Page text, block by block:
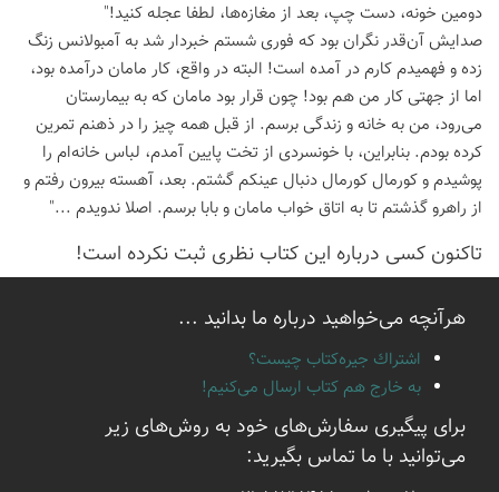
دومین خونه، دست چپ، بعد از مغازه‌ها، لطفا عجله کنید!"
صدایش آن‌قدر نگران بود که فوری شستم خبردار شد به آمبولانس زنگ
زده و فهمیدم کارم در آمده است! البته در واقع، کار مامان درآمده بود،
اما از جهتی کار من هم بود! چون قرار بود مامان که به بیمارستان
می‌رود، من به خانه و زندگی برسم. از قبل همه چیز را در ذهنم تمرین
کرده بودم. بنابراین، با خونسردی از تخت پایین آمدم، لباس خانه‌ام را
پوشیدم و کورمال کورمال دنبال عینکم گشتم. بعد، آهسته بیرون رفتم و
از راهرو گذشتم تا به اتاق خواب مامان و بابا برسم. اصلا ندویدم ..."
تاكنون كسی درباره این كتاب نظری ثبت نكرده است!
هرآنچه می‌خواهید درباره ما بدانید ...
اشتراك جيره‌كتاب چيست؟
به خارج هم كتاب ارسال می‌كنیم!
برای پیگیری سفارش‌های خود به روش‌های زیر
می‌توانید با ما تماس بگیرید: